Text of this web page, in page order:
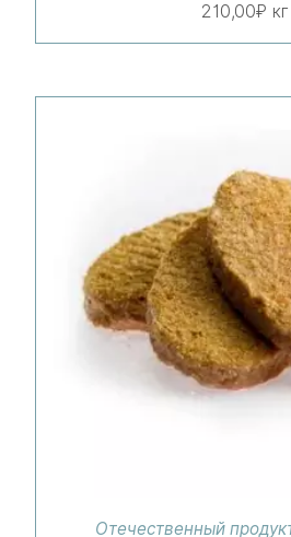
210,00₽ кг
Отечественный